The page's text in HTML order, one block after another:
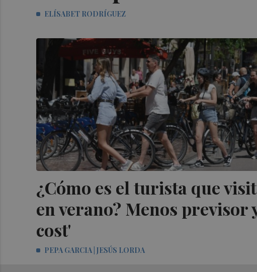
ELÍSABET RODRÍGUEZ
¿Cómo es el turista que
en verano? Menos previsor
cost'
PEPA GARCIA | JESÚS LORDA